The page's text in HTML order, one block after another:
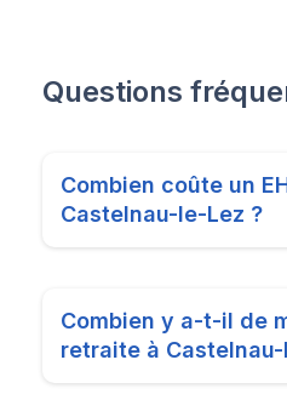
Questions
Combien coûte un
Castelnau-le-Lez ?
Combien y a-t-il de
retraite à